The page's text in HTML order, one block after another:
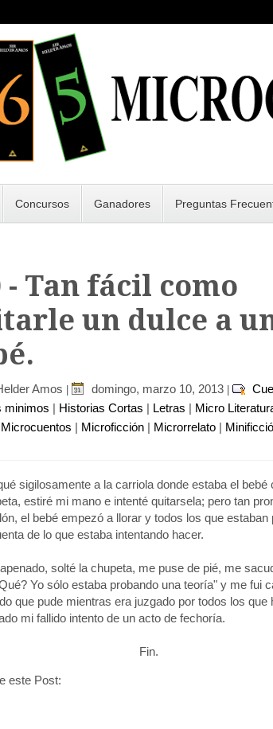
Concursos Ganadores Preguntas
- Tan fácil como
un dulce a
Amos domingo, marzo 10, 2013
minimos | Historias Cortas | Letras | Micro
Microcuentos | Microficción | Microrrelato |
sigilosamente a la carriola donde estaba el bebé
estiré mi mano e intenté quitarsela; pero tan
el bebé empezó a llorar y todos los que estaban
de lo que estaba intentando hacer.
solté la chupeta, me puse de pié, me
Yo sólo estaba probando una teoría" y me fui
que pude mientras era juzgado por todos los que
mi fallido intento de un acto de fechoría.
Fin.
este Post: